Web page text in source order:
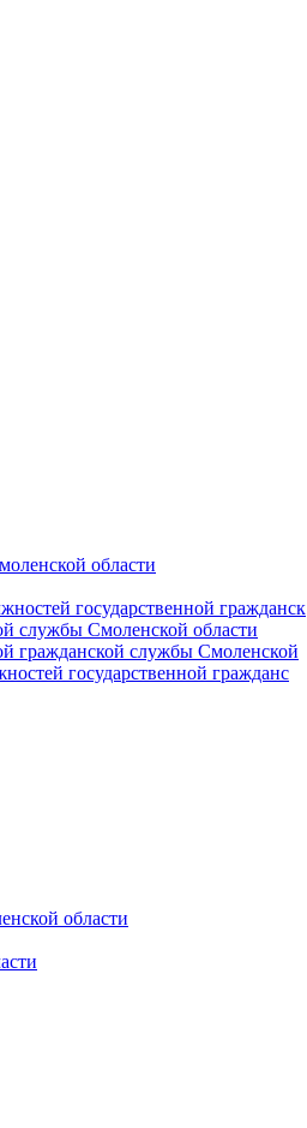
области
государственной гражданск
службы Смоленской области
гражданской службы Смоленской
государственной гражданс
области